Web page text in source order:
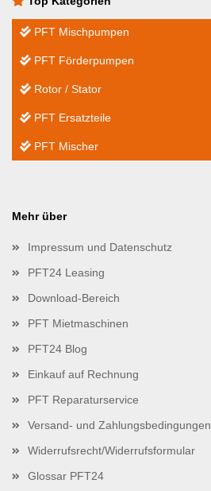
PFT Mischpumpen
PFT Förderpumpen
Rotor / Stator
PFT Ersatzteile
PFT Mischer
Mehr über
Impressum und Datenschutz
PFT24 Leasing
Download-Bereich
PFT Mietmaschinen
PFT24 Blog
Einkauf auf Rechnung
PFT Reparaturservice
Versand- und Zahlungsbedingungen
Widerrufsrecht/Widerrufsformular
Glossar PFT24